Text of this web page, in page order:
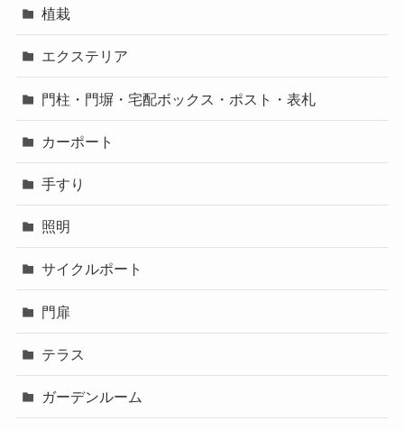
植栽
エクステリア
門柱・門塀・宅配ボックス・ポスト・表札
カーポート
手すり
照明
サイクルポート
門扉
テラス
ガーデンルーム